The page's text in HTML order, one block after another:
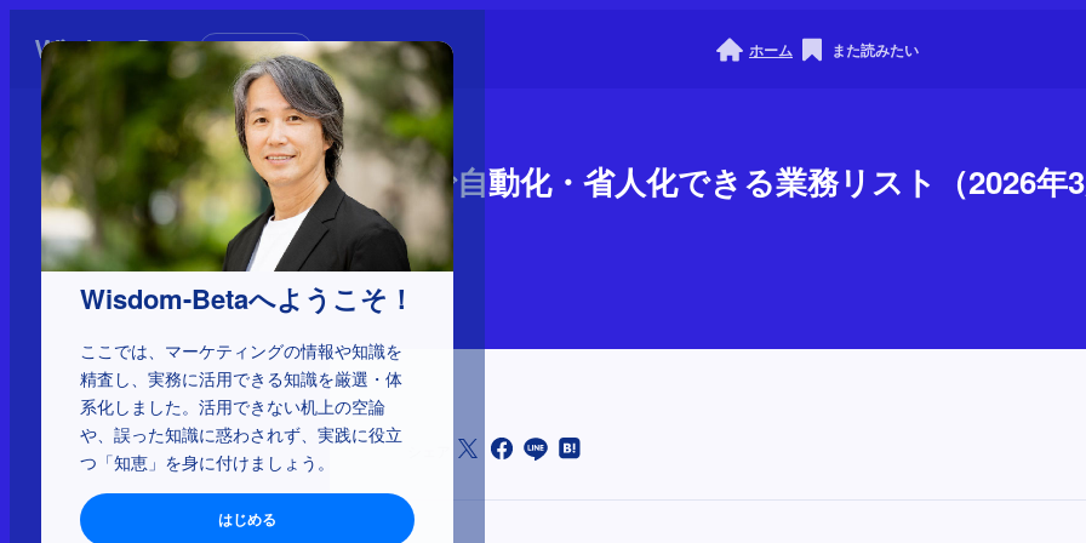
Wisdom-Betaへようこそ！
ここでは、マーケティングの情報や知識を
精査し、実務に活用できる知識を厳選・体
系化しました。活用できない机上の空論
や、誤った知識に惑わされず、実践に役立
つ「知恵」を身に付けましょう。
はじめる
初めての方へ ホーム また読みたい
AI活用で自動化・省人化できる業務リスト（2026年
AI時代の新戦略
2026年3月17日